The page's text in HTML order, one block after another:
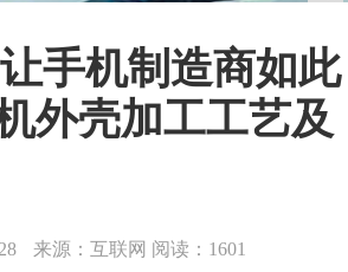
手机制造商如此
外壳加工工艺及
来源：互联网 阅读：1601